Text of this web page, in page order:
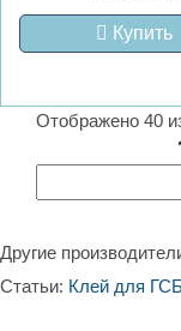
Купить
Отображено 40
Другие
Статьи: Клей для ГСБ